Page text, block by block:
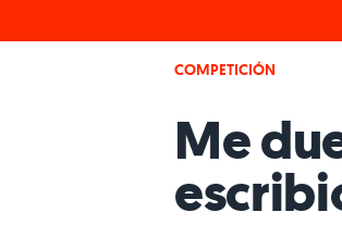
COMPETICIÓN
Me